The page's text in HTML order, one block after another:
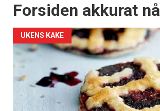
Forsiden akkurat nå
UKENS KAKE